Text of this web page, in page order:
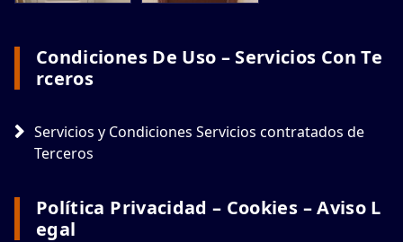
Condiciones De Uso – Servicios Con Te
Rceros
Servicios y Condiciones Servicios contratados de
Terceros
Política Privacidad – Cookies – Aviso L
Egal